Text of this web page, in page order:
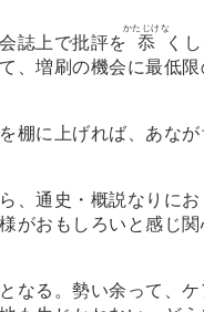
誌上で批評を 忝
かたじけな
く
、増刷の機会に最低
棚に上げれば、あなが
、通史・概説なりに
がおもしろいと感じ関
なる。勢い余って、ケ